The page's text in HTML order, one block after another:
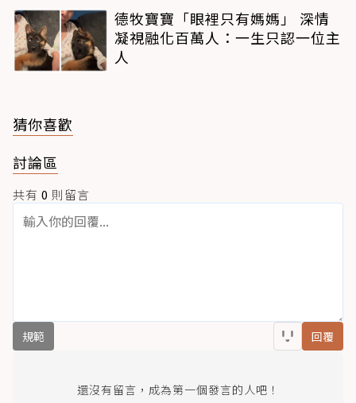
德牧寶寶「眼裡只有媽媽」 深情
凝視融化百萬人：一生只認一位主
人
猜你喜歡
討論區
共有 0 則留言
規範 回覆
還沒有留言，成為第一個發言的人吧！